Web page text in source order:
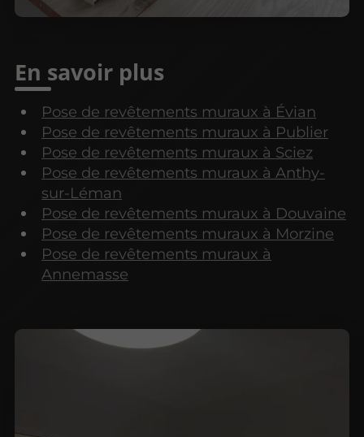
En savoir plus
Pose de revêtements muraux à Évian
Pose de revêtements muraux à Publier
Pose de revêtements muraux à Sciez
Pose de revêtements muraux à Anthy-
sur-Léman
Pose de revêtements muraux à Douvaine
Pose de revêtements muraux à Morzine
Pose de revêtements muraux à
Annemasse